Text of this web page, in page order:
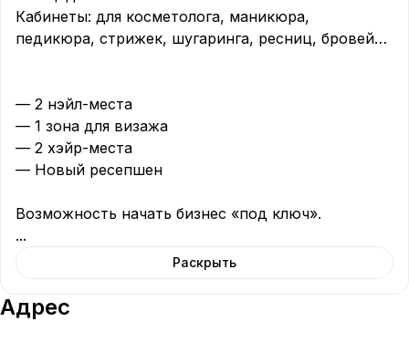
Кабинеты: для косметолога, маникюра,
педикюра, стрижек, шугаринга, ресниц, бровей…
— 2 нэйл-места
— 1 зона для визажа
— 2 хэйр-места
— Новый ресепшен
...
Раскрыть
Адрес